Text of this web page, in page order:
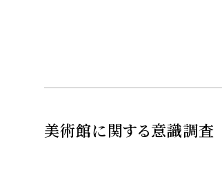
美術館に関する意識調査